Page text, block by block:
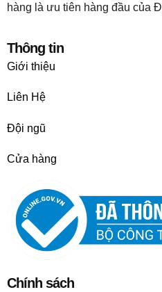
hàng là ưu tiên hàng đầu của
Thông tin
Giới thiệu
Liên Hệ
Đội ngũ
Cửa hàng
Chính sách